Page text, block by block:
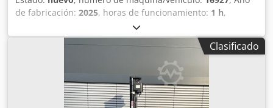
de fabricación: 2025, horas de funcionamiento: 1 h,
1,200 kg, altura de elevación:
mm, centro de carga:600 mm, tipo de combustible:
, altura de construcción:
24 V, longitud de la
, peso total: 576 kg, 5108763 Número
de serie: OBWNL-003130 Especificaciones de la batería: 24
V, 60 Ah. Crsdpfx Ajyv S Rmjhhsf
Clasificado